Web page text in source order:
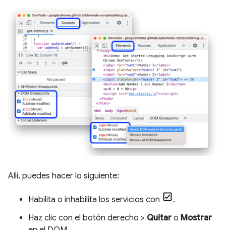
Allí, puedes hacer lo siguiente:
Habilita o inhabilita los servicios con
.
Haz clic con el botón derecho > Quitar o Mostrar